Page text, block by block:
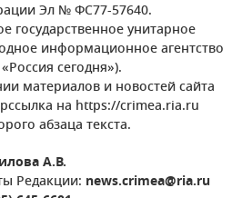
Эл № ФС77-57640.
государственное унитарное
информационное агентство
сегодня»).
материалов и новостей сайта
на https://crimea.ria.ru
абзаца текста.
А.В.
Редакции: news.crimea@ria.ru